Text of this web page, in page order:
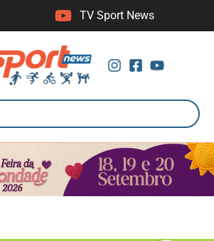
TV Sport News